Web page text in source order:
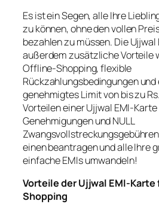
Es ist ein Segen, alle Ihre
zu können, ohne den vollen
bezahlen zu müssen. Die
außerdem zusätzliche Vorteile
Offline-Shopping, flexible
Rückzahlungsbedingungen und
genehmigtes Limit von bis zu
Vorteilen einer Ujjwal EMI-
Genehmigungen und NULL
einen beantragen und alle Ihre
einfache EMIs umwandeln!
Vorteile der Ujjwal EMI-Karte
Shopping